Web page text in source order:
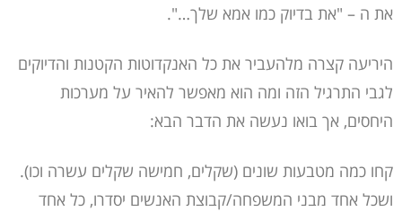
את ה – "את בדיוק כמו אמא שלך…".
היריעה קצרה מלהעביר את כל האנקדוטות הקטנות והדיוקים
לגבי התרגיל הזה ומה הוא מאפשר להאיר על מערכות
היחסים, אך בואו נעשה את הדבר הבא:
קחו כמה מטבעות שונים (שקלים, חמישה שקלים עשרה וכו).
ושכל אחד מבני המשפחה/קבוצת האנשים יסדרו, כל אחד